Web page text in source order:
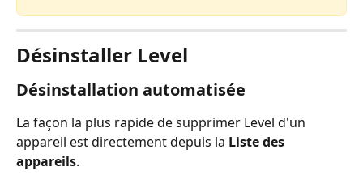
Désinstaller Level
Désinstallation automatisée
La façon la plus rapide de supprimer Level d'un
appareil est directement depuis la Liste des
appareils.